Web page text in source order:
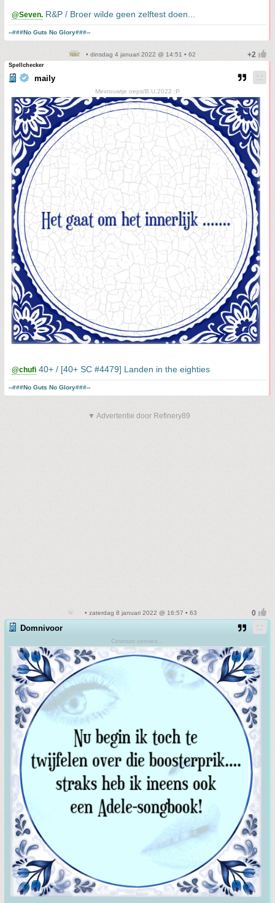
@Seven. R&P / Broer wilde geen zelftest doen...
--###No Guts No Glory###--
• dinsdag 4 januari 2022 @ 14:51 • 62
Spellchecker
maily
Mevrouwtje oeps/B.U.2022 :P
@chufi 40+ / [40+ SC #4479] Landen in the eighties
--###No Guts No Glory###--
▼ Advertentie door Refinery89
• zaterdag 8 januari 2022 @ 16:57 • 63
Domnivoor
Ceterum censeo...